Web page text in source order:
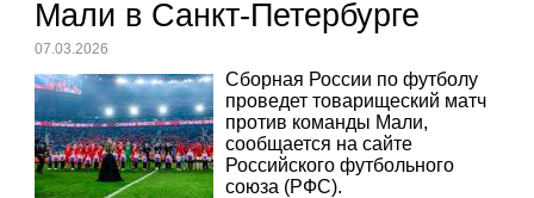
Мали в Санкт-Петербурге
07.03.2026
Сборная России по футболу
проведет товарищеский матч
против команды Мали,
сообщается на сайте
Российского футбольного
союза (РФС).